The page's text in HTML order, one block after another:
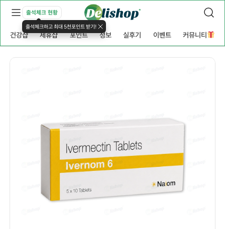
출석체크 현황
출석체크하고 최대 5천포인트 받기!
건강샵 제휴샵 포인트 정보 실후기 이벤트 커뮤니티